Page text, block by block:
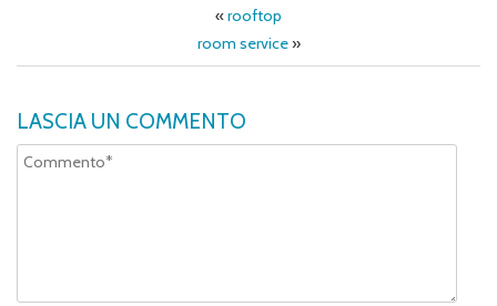
«rooftop
room service»
LASCIA UN COMMENTO